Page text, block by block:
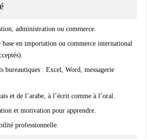
administration ou commerce.
base en importation ou commerce international
bureautiques : Excel, Word, messagerie
et de l’arabe, à l’écrit comme à l’oral.
et motivation pour apprendre.
professionnelle.